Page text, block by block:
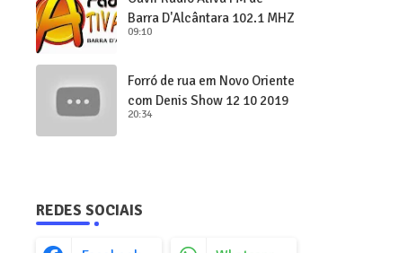
Barra D'Alcântara 102,1 MHZ
09:10
Forró de rua em Novo Oriente
com Denis Show 12 10 2019
20:34
REDES SOCIAIS